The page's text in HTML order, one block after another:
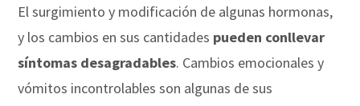
El surgimiento y modificación de algunas hormonas,
y los cambios en sus cantidades pueden conllevar
síntomas desagradables. Cambios emocionales y
vómitos incontrolables son algunas de sus